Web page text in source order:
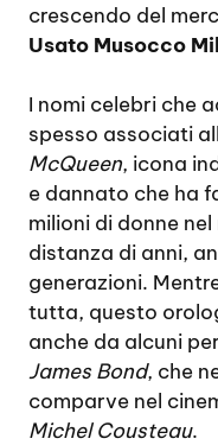
crescendo del
Usato Musocco
I nomi celebri che
spesso associati
McQueen, icona
e dannato che ha
milioni di donne
distanza di anni,
generazioni.
tutta, questo
anche da alcuni
James Bond, che
comparve nel
Michel Cousteau.